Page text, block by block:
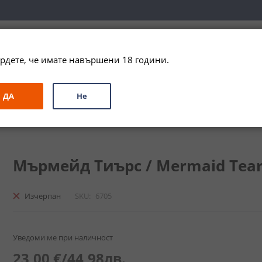
ЗА ПОДАРЪК ПРОМО СПЕЦИАЛНИ ПРЕДЛОЖЕНИЯ
Мърмейд Тиърс / Mermaid
Изчерпан SKU 6705
Уведоми ме при наличност
че имате навършени 18 години.
ДА Не